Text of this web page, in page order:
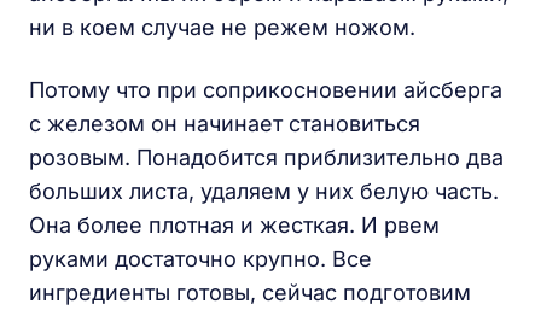
ни в коем случае не режем ножом.
Потому что при соприкосновении айсберга
с железом он начинает становиться
розовым. Понадобится приблизительно два
больших листа, удаляем у них белую часть.
Она более плотная и жесткая. И рвем
руками достаточно крупно. Все
ингредиенты готовы, сейчас подготовим